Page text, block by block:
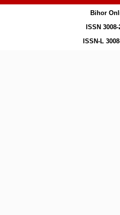
Bihor
ISSN
ISSN-L